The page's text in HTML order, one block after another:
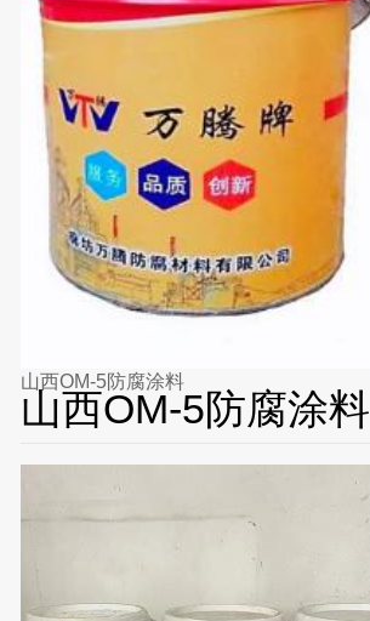
山西OM-5防腐涂料
山西OM-5防腐涂料